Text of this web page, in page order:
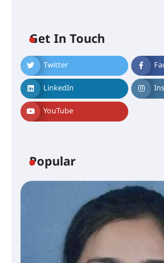
Get In Touch
Twitter
LinkedIn
YouTube
Popular
ട്യുണീഷ്യൻ ചിത്രം
ഓഫ് ഹിന്ദ് റജബ്
ഫിലിം
വെള്ളിയാഴ്ച